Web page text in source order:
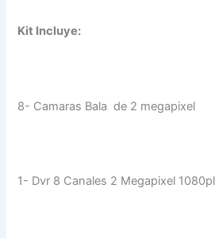
Kit Incluye:
8- Camaras Bala de 2 megapixel
1- Dvr 8 Canales 2 Megapixel 1080pl